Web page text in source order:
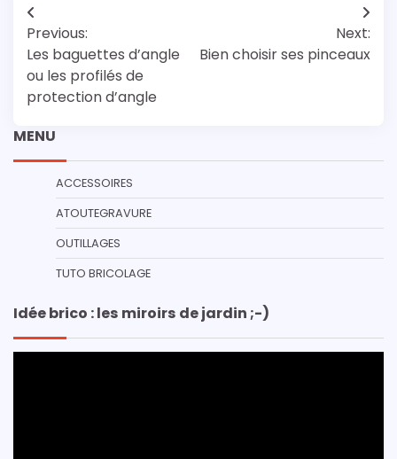
Navigation
de
l’article
Previous:
Les baguettes d’angle
ou les profilés de
protection d’angle
Next:
Bien choisir ses pinceaux
MENU
ACCESSOIRES
ATOUTEGRAVURE
OUTILLAGES
TUTO BRICOLAGE
Idée brico : les miroirs de jardin ;-)